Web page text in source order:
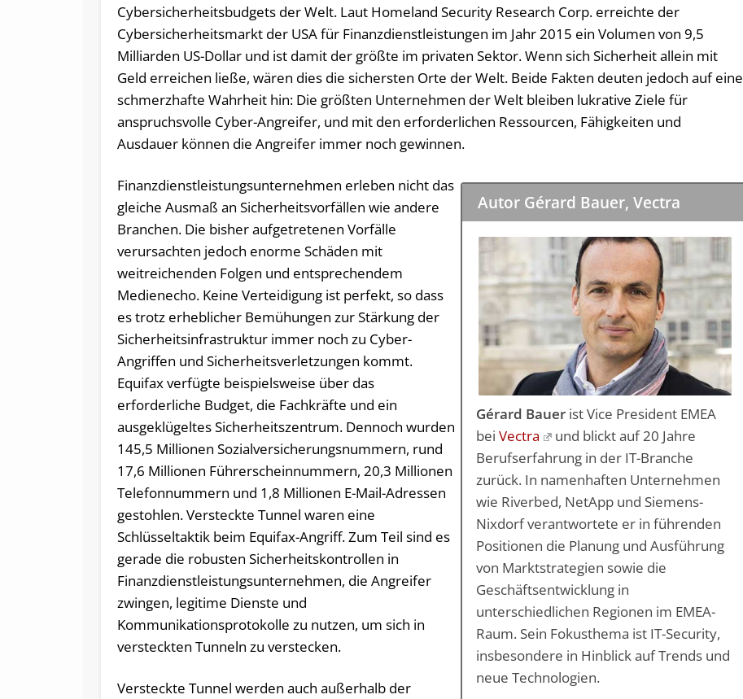
Cybersicherheitsbudgets der Welt. Laut Homeland Security Research Corp. erreichte der
Cybersicherheitsmarkt der USA für Finanzdienstleistungen im Jahr 2015 ein Volumen von 9,5
Milliarden US-Dollar und ist damit der größte im privaten Sektor. Wenn sich Sicherheit allein mit
Geld erreichen ließe, wären dies die sichersten Orte der Welt. Beide Fakten deuten jedoch auf eine
schmerzhafte Wahrheit hin: Die größten Unternehmen der Welt bleiben lukrative Ziele für
anspruchsvolle Cyber-Angreifer, und mit den erforderlichen Ressourcen, Fähigkeiten und
Ausdauer können die Angreifer immer noch gewinnen.
Autor Gérard Bauer, Vectra
Gérard Bauer ist Vice President EMEA
beiVectra
und blickt auf 20 Jahre
Berufserfahrung in der IT-Branche
zurück. In namenhaften Unternehmen
wie Riverbed, NetApp und Siemens-
Nixdorf verantwortete er in führenden
Positionen die Planung und Ausführung
von Marktstrategien sowie die
Geschäftsentwicklung in
unterschiedlichen Regionen im EMEA-
Raum. Sein Fokusthema ist IT-Security,
insbesondere in Hinblick auf Trends und
neue Technologien.
Finanzdienstleistungsunternehmen erleben nicht das
gleiche Ausmaß an Sicherheitsvorfällen wie andere
Branchen. Die bisher aufgetretenen Vorfälle
verursachten jedoch enorme Schäden mit
weitreichenden Folgen und entsprechendem
Medienecho. Keine Verteidigung ist perfekt, so dass
es trotz erheblicher Bemühungen zur Stärkung der
Sicherheitsinfrastruktur immer noch zu Cyber-
Angriffen und Sicherheitsverletzungen kommt.
Equifax verfügte beispielsweise über das
erforderliche Budget, die Fachkräfte und ein
ausgeklügeltes Sicherheitszentrum. Dennoch wurden
145,5 Millionen Sozialversicherungsnummern, rund
17,6 Millionen Führerscheinnummern, 20,3 Millionen
Telefonnummern und 1,8 Millionen E-Mail-Adressen
gestohlen. Versteckte Tunnel waren eine
Schlüsseltaktik beim Equifax-Angriff. Zum Teil sind es
gerade die robusten Sicherheitskontrollen in
Finanzdienstleistungsunternehmen, die Angreifer
zwingen, legitime Dienste und
Kommunikationsprotokolle zu nutzen, um sich in
versteckten Tunneln zu verstecken.
Versteckte Tunnel werden auch außerhalb der